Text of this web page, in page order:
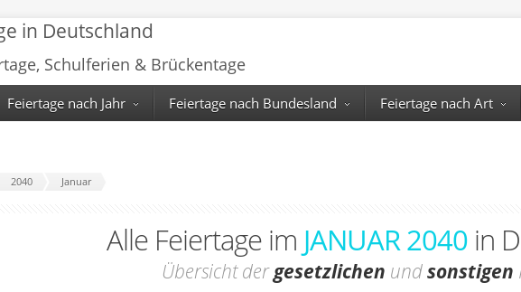
in Deutschland
Schulferien & Brückentage
Feiertage nach Jahr Feiertage nach Bundesland Feiertage nach Art
2040 Januar
Alle Feiertage im JANUAR 2040in
Übersicht dergesetzlichen undsonstigen